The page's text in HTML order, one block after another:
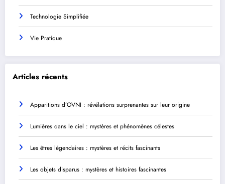
Technologie Simplifiée
Vie Pratique
Articles récents
Apparitions d’OVNI : révélations surprenantes sur leur origine
Lumières dans le ciel : mystères et phénomènes célestes
Les êtres légendaires : mystères et récits fascinants
Les objets disparus : mystères et histoires fascinantes